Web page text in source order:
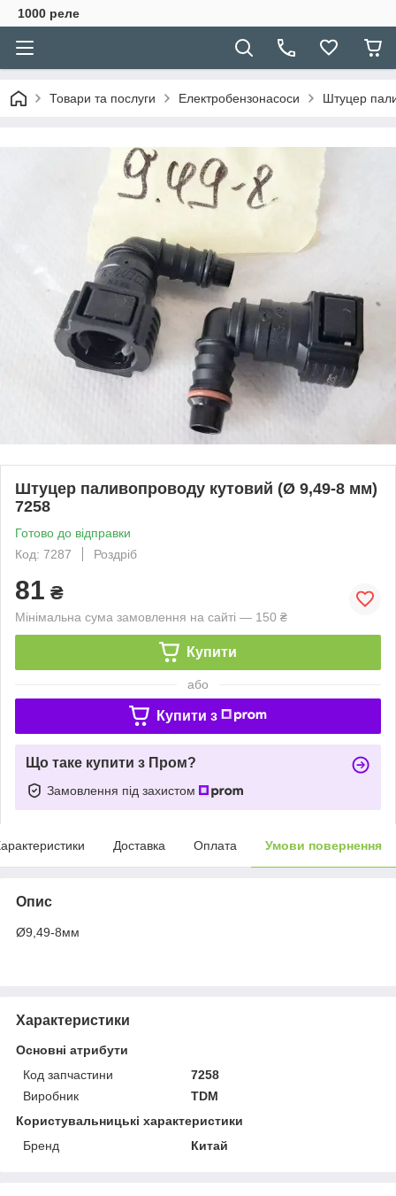
1000 реле
Товари та послуги Електробензонасоси Штуцер
Штуцер паливопроводу кутовий (Ø 9,49-8 мм)
7258
Готово до відправки
Код: 7287
Роздріб
81 ₴
Мінімальна сума замовлення на сайті — 150 ₴
Купити
або
Купити з
Що таке купити з Пром?
Замовлення під захистом
Доставка Оплата Умови повернення
Опис
Ø9,49-8мм
Характеристики
Основні атрибути
Код запчастини
7258
Виробник
TDM
Користувальницькі характеристики
Бренд
Китай